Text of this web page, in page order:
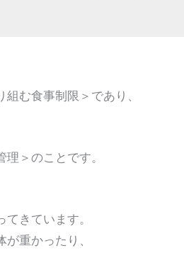
む食事制限＞であり、
＞のことです。
きています。
重かったり、